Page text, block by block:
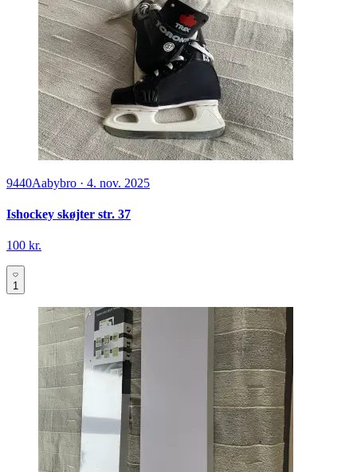
9440Aabybro · 4. nov. 2025
Ishockey skøjter str. 37
100 kr.
1